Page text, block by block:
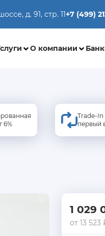
д. 91, стр. 11+7 (499)
О компании
6%
Trade-In
первый
1 029
от 13 523